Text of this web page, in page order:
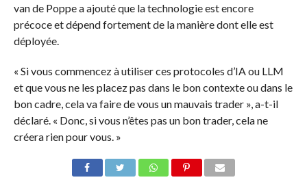
van de Poppe a ajouté que la technologie est encore
précoce et dépend fortement de la manière dont elle est
déployée.
« Si vous commencez à utiliser ces protocoles d’IA ou LLM
et que vous ne les placez pas dans le bon contexte ou dans le
bon cadre, cela va faire de vous un mauvais trader », a-t-il
déclaré. « Donc, si vous n’êtes pas un bon trader, cela ne
créera rien pour vous. »